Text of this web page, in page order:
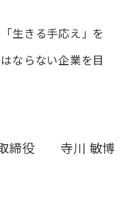
生きる手応え」を
ならない企業を目
締役 寺川 敏博